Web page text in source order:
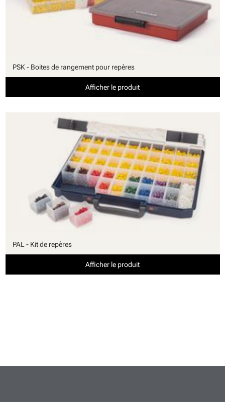
PSK - Boites de rangement pour repères
Afficher le produit
PAL - Kit de repères
Afficher le produit